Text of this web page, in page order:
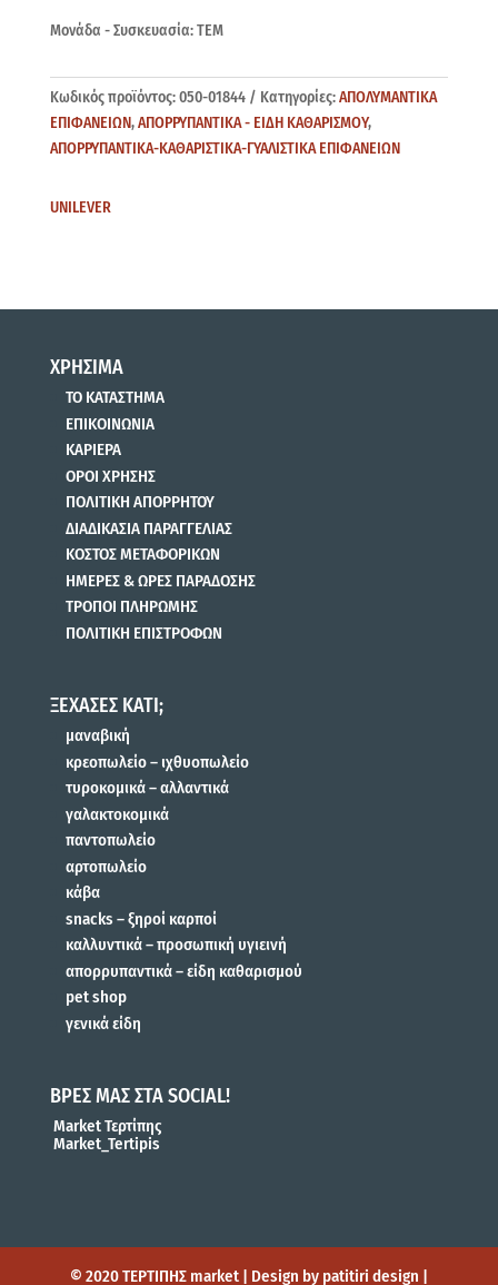
Μονάδα - Συσκευασία: ΤΕΜ
Κωδικός προϊόντος:050-01844 Κατηγορίες:ΑΠΟΛΥΜΑΝΤΙΚΑ
ΕΠΙΦΑΝΕΙΩΝ,ΑΠΟΡΡΥΠΑΝΤΙΚΑ - ΕΙΔΗ ΚΑΘΑΡΙΣΜΟΥ,
ΑΠΟΡΡΥΠΑΝΤΙΚΑ-ΚΑΘΑΡΙΣΤΙΚΑ-ΓΥΑΛΙΣΤΙΚΑ ΕΠΙΦΑΝΕΙΩΝ
UNILEVER
ΧΡΗΣΙΜΑ
ΤΟ ΚΑΤΑΣΤΗΜΑ
ΕΠΙΚΟΙΝΩΝΙΑ
ΚΑΡΙΕΡΑ
ΟΡΟΙ ΧΡΗΣΗΣ
ΠΟΛΙΤΙΚΗ ΑΠΟΡΡΗΤΟΥ
ΔΙΑΔΙΚΑΣΙΑ ΠΑΡΑΓΓΕΛΙΑΣ
ΚΟΣΤΟΣ ΜΕΤΑΦΟΡΙΚΩΝ
ΗΜΕΡΕΣ & ΩΡΕΣ ΠΑΡΑΔΟΣΗΣ
ΤΡΟΠΟΙ ΠΛΗΡΩΜΗΣ
ΠΟΛΙΤΙΚΗ ΕΠΙΣΤΡΟΦΩΝ
ΞΕΧΑΣΕΣ ΚΑΤΙ;
μαναβική
κρεοπωλείο – ιχθυοπωλείο
τυροκομικά – αλλαντικά
γαλακτοκομικά
παντοπωλείο
αρτοπωλείο
κάβα
snacks – ξηροί καρποί
καλλυντικά – προσωπική υγιεινή
απορρυπαντικά – είδη καθαρισμού
pet shop
γενικά είδη
ΒΡΕΣ ΜΑΣ ΣΤΑ SOCIAL!
Market Τερτίπης
Market_Tertipis
© 2020 ΤΕΡΤΙΠΗΣ market | Design by patitiri design |